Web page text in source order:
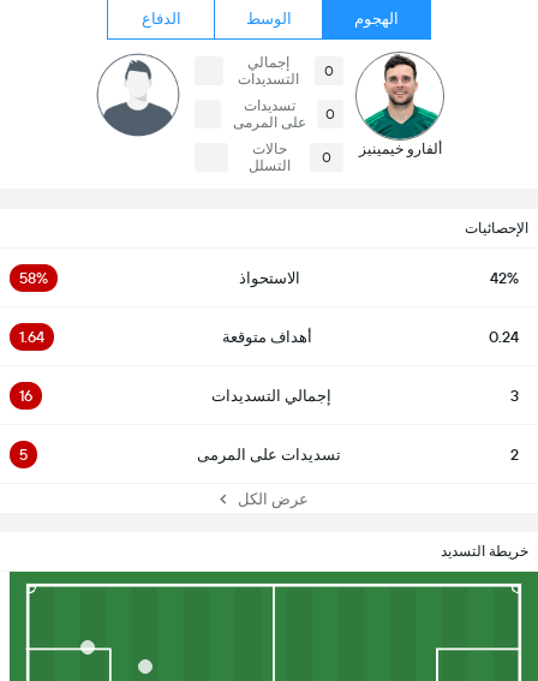
الهجوم الوسط الدفاع
ألفارو خيمينيز
0
إجمالي
التسديدات
0
تسديدات
على المرمى
0
حالات
التسلل
الإحصائيات
42% الاستحواذ 58%
0.24 أهداف متوقعة 1.64
3 إجمالي التسديدات 16
2 تسديدات على المرمى 5
عرض الكل
خريطة التسديد